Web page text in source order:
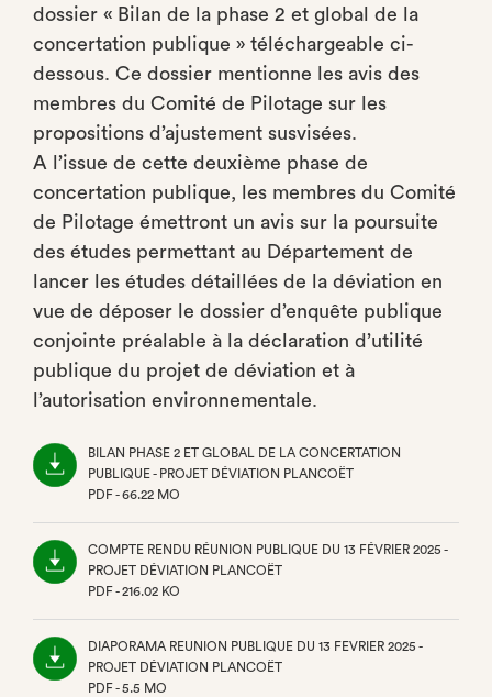
dossier « Bilan de la phase 2 et global de la
concertation publique » téléchargeable ci-
dessous. Ce dossier mentionne les avis des
membres du Comité de Pilotage sur les
propositions d’ajustement susvisées.
A l’issue de cette deuxième phase de
concertation publique, les membres du Comité
de Pilotage émettront un avis sur la poursuite
des études permettant au Département de
lancer les études détaillées de la déviation en
vue de déposer le dossier d’enquête publique
conjointe préalable à la déclaration d’utilité
publique du projet de déviation et à
l’autorisation environnementale.
BILAN PHASE 2 ET GLOBAL DE LA CONCERTATION
PUBLIQUE - PROJET DÉVIATION PLANCOËT
PDF - 66.22 MO
COMPTE RENDU RÉUNION PUBLIQUE DU 13 FÉVRIER 2025 -
PROJET DÉVIATION PLANCOËT
PDF - 216.02 KO
DIAPORAMA REUNION PUBLIQUE DU 13 FEVRIER 2025 -
PROJET DÉVIATION PLANCOËT
PDF - 5.5 MO